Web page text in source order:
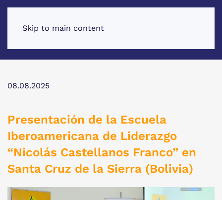
Skip to main content
08.08.2025
Presentación de la Escuela
Iberoamericana de Liderazgo
“Nicolás Castellanos Franco” en
Santa Cruz de la Sierra (Bolivia)